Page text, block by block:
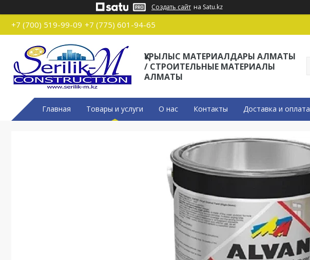
Создать сайт на Satu.kz
+7 (700) 519-99-09 +7 (775) 601-94-65
ҚҰРЫЛЫС МАТЕРИАЛДАРЫ АЛМАТЫ
/ СТРОИТЕЛЬНЫЕ МАТЕРИАЛЫ
АЛМАТЫ
Главная Товары и услуги О нас Контакты Доставка и оплата